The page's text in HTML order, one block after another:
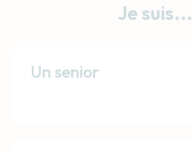
Je suis...
Un senior